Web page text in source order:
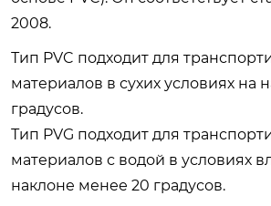
2008.
Тип PVC подходит для
материалов в сухих условиях на
градусов.
Тип PVG подходит для
материалов с водой в условиях
наклоне менее 20 градусов.